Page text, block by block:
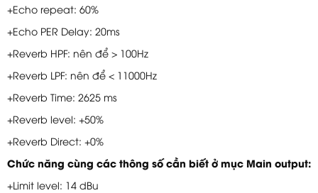
+Echo repeat: 60%
+Echo PER Delay: 20ms
+Reverb HPF: nên để > 100Hz
+Reverb LPF: nên để < 11000Hz
+Reverb Time: 2625 ms
+Reverb level: +50%
+Reverb Direct: +0%
Chức năng cùng các thông số cần biết ở mục Main output:
+Limit level: 14 dBu